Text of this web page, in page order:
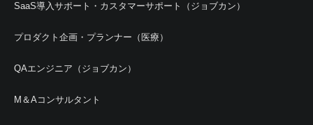
SaaS導入サポート・カスタマーサポート（ジョブカン）
プロダクト企画・プランナー（医療）
QAエンジニア（ジョブカン）
M＆Aコンサルタント